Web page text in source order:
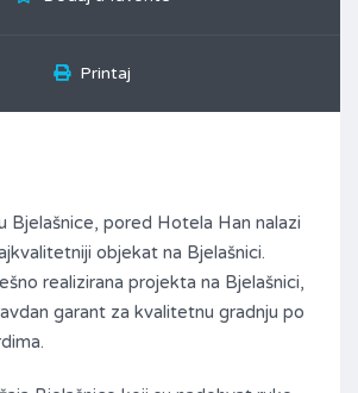
Printaj
Bjelašnice, pored Hotela Han nalazi
objekat na Bjelašnici.
realizirana projekta na Bjelašnici,
garant za kvalitetnu gradnju po